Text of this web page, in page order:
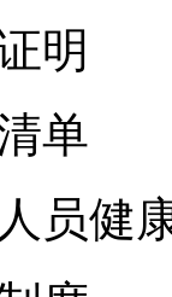
明
单
员健